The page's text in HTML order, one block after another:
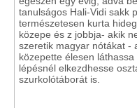
tanulságos Hali-Vidi sakk
természetesen kurta
közepe és z jobbja- akik
szeretik magyar nótákat -
közepette élesen
lépésnél elkezdhesse
szurkolótáborát is.